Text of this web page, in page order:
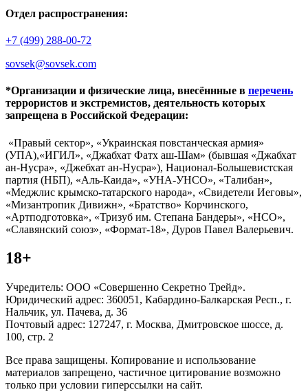
Отдел распространения:
+7 (499) 288-00-72
sovsek@sovsek.com
*Организации и физические лица, внесённные в перечень
террористов и экстремистов, деятельность которых
запрещена в Российской Федерации:
«Правый сектор», «Украинская повстанческая армия»
(УПА),«ИГИЛ», «Джабхат Фатх аш-Шам» (бывшая «Джабхат
ан-Нусра», «Джебхат ан-Нусра»), Национал-Большевистская
партия (НБП), «Аль-Каида», «УНА-УНСО», «Талибан»,
«Меджлис крымско-татарского народа», «Свидетели Иеговы»,
«Мизантропик Дивижн», «Братство» Корчинского,
«Артподготовка», «Тризуб им. Степана Бандеры», «НСО»,
«Славянский союз», «Формат-18», Дуров Павел Валерьевич.
18+
Учредитель: ООО «Совершенно Секретно Трейд».
Юридический адрес: 360051, Кабардино-Балкарская Респ., г.
Нальчик, ул. Пачева, д. 36
Почтовый адрес: 127247, г. Москва, Дмитровское шоссе, д.
100, стр. 2
Все права защищены. Копирование и использование
материалов запрещено, частичное цитирование возможно
только при условии гиперссылки на сайт.